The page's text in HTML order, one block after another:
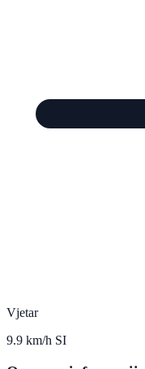
Vjetar
9.9 km/h SI